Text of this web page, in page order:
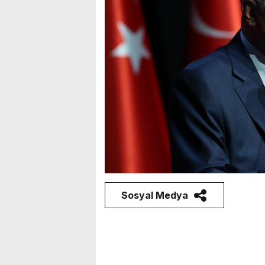
Sosyal Medya